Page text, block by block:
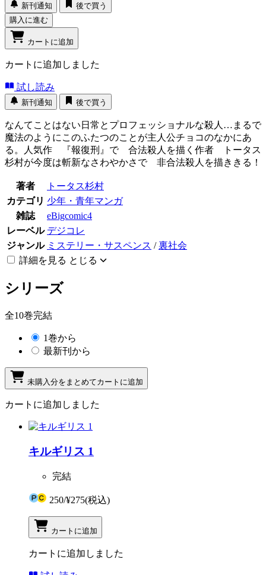
新刊通知
後で買う
購入に進む
カートに追加
カートに追加しました
試し読み
新刊通知 後で買う
なんてことはない日常とプロフェッショナルな殺人…まるで
魔法のようにこのふたつのことが主人公チョコのなかにあ
る。人気作 『報復刑』で 合法殺人を描く作者 トータス
杉村が今度は斬新なさわやかさで 非合法殺人を描ききる！
著者
トータス杉村
カテゴリ 少年・青年マンガ
雑誌
eBigcomic4
レーベル デジコレ
ジャンル ミステリー・サスペンス /裏社会
詳細を見る とじる
シリーズ
全10巻完結
1巻から
最新刊から
未購入分をまとめてカートに追加
カートに追加しました
キルギリス 1
完結
250/¥275(税込)
カートに追加
カートに追加しました